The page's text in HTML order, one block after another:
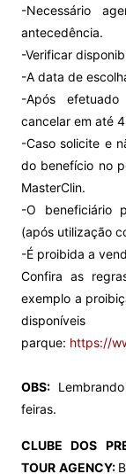
-Necessário
antecedência.
-Verificar
-A data de
-Após
cancelar em até
-Caso solicite e
do benefício no
MasterClin.
-O beneficiário
(após utilização
-É proibida a
Confira as
exemplo a
parque: https://
OBS:
feiras.
CLUBE DOS
TOUR AGENCY: